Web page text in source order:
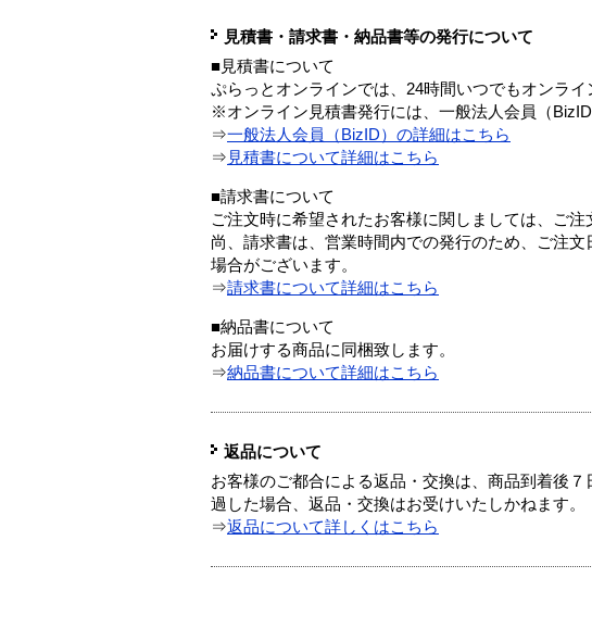
見積書・請求書・納品書等の発行について
■見積書について
ぷらっとオンラインでは、24時間いつでもオンライ
※オンライン見積書発行には、一般法人会員（BizID
⇒一般法人会員（BizID）の詳細はこちら
⇒ 見積書について詳細はこちら
■請求書について
ご注文時に希望されたお客様に関しましては、ご注
尚、請求書は、営業時間内での発行のため、ご注
場合がございます。
⇒請求書について詳細はこちら
■納品書について
お届けする商品に同梱致します。
⇒納品書について詳細はこちら
返品について
お客様のご都合による返品・交換は、商品到着後
過した場合、返品・交換はお受けいたしかねます。
⇒返品について詳しくはこちら